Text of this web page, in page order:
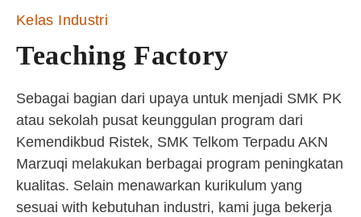
Kelas Industri
Teaching Factory
Sebagai bagian dari upaya untuk menjadi SMK PK
atau sekolah pusat keunggulan program dari
Kemendikbud Ristek, SMK Telkom Terpadu AKN
Marzuqi melakukan berbagai program peningkatan
kualitas. Selain menawarkan kurikulum yang
sesuai with kebutuhan industri, kami juga bekerja